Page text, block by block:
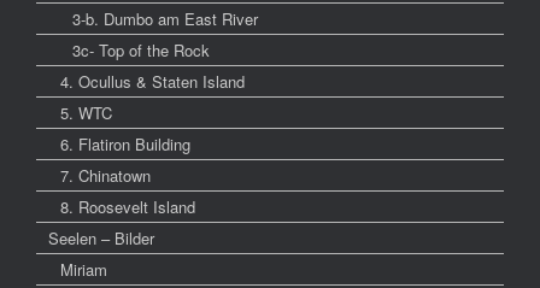
3-b. Dumbo am East River
3c- Top of the Rock
4. Ocullus & Staten Island
5. WTC
6. Flatiron Building
7. Chinatown
8. Roosevelt Island
Seelen – Bilder
Miriam